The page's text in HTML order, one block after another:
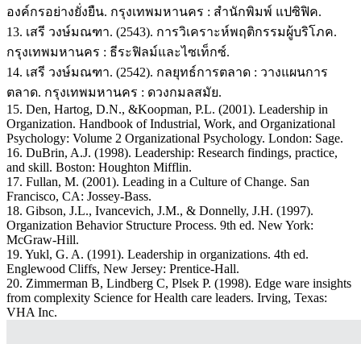
องค์กรอย่างยั่งยืน. กรุงเทพมหานคร : สำนักพิมพ์ แปซิฟิค.
13. เสรี วงษ์มณฑา. (2543). การวิเคราะห์พฤติกรรมผู้บริโภค.
กรุงเทพมหานคร : ธีระฟิลม์และไซเท็กซ์.
14. เสรี วงษ์มณฑา. (2542). กลยุทธ์การตลาด : วางแผนการ
ตลาด. กรุงเทพมหานคร : ดวงกมลสมัย.
15. Den, Hartog, D.N., &Koopman, P.L. (2001). Leadership in
Organization. Handbook of Industrial, Work, and Organizational
Psychology: Volume 2 Organizational Psychology. London: Sage.
16. DuBrin, A.J. (1998). Leadership: Research findings, practice,
and skill. Boston: Houghton Mifflin.
17. Fullan, M. (2001). Leading in a Culture of Change. San
Francisco, CA: Jossey-Bass.
18. Gibson, J.L., Ivancevich, J.M., & Donnelly, J.H. (1997).
Organization Behavior Structure Process. 9th ed. New York:
McGraw-Hill.
19. Yukl, G. A. (1991). Leadership in organizations. 4th ed.
Englewood Cliffs, New Jersey: Prentice-Hall.
20. Zimmerman B, Lindberg C, Plsek P. (1998). Edge ware insights
from complexity Science for Health care leaders. Irving, Texas:
VHA Inc.